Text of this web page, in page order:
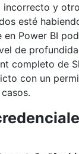
incorrecto y
esté
en Power BI
de
completo de
con un